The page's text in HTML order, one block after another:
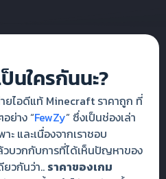
นใครกันนะ?
ยไอดีแท้ Minecraft ราคาถูก ที่
ย่าง “FewZy” ซึ่งเป็นช่องเล่า
ะ และเนื่องจากเราชอบ
บวกกับการที่ได้เห็นปัญหาของ
วกันว่า.. ราคาของเกม